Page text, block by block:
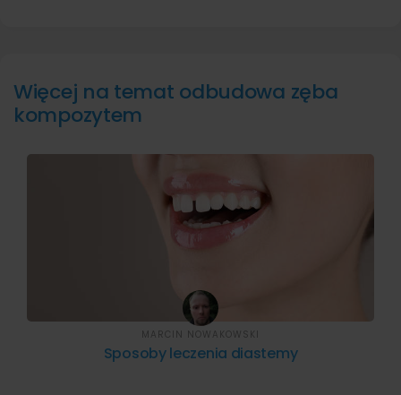
Więcej na temat odbudowa zęba
kompozytem
Sposoby leczenia diastemy
MARCIN NOWAKOWSKI